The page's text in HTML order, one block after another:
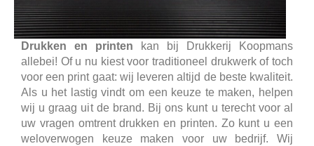
Drukken en printen
kan bij Drukkerij Koopmans
allebei! Of u nu kiest voor traditioneel drukwerk of toch
voor een print gaat: wij leveren altijd de beste kwaliteit.
Als u het lastig vindt om een keuze te maken, helpen
wij u graag uit de brand. Bij ons kunt u terecht voor al
uw vragen omtrent drukken en printen. Zo kunt u een
weloverwogen keuze maken voor uw bedrijf. Wij